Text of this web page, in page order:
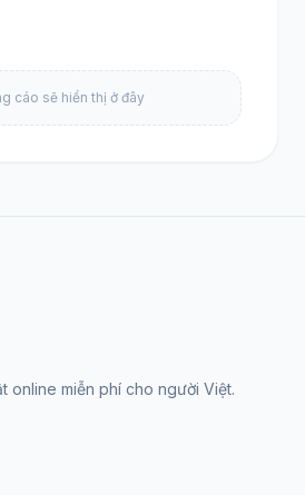
cáo sẽ hiển thị ở đây
online miễn phí cho người Việt.